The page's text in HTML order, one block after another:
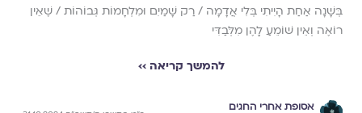
בְּשָׁנָה אַחַת הָיִיתִי בְּלִי אֲדָמָה / רַק שָׁמַיִם וּמִלְחָמוֹת גְּבוֹהוֹת / שֶׁאֵין
רוֹאֶה וְאֵין שׁוֹמֵעַ לָהֶן מִלְּבַדִּי
להמשך קריאה ››
אסופת אחרי החגים